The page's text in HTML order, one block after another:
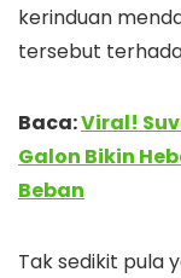
kerinduan
tersebut
Baca:Viral!
Galon Bikin
Beban
Tak sedikit pula